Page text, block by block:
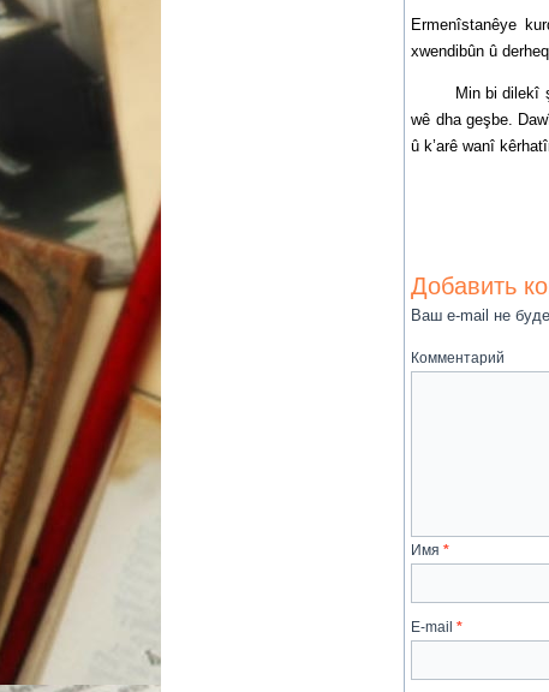
Ermenîstanêye
xwendibûn û
Min bi dilekî şa
wê dha geşbe.
û k’arê wanî
Добавить
Ваш e-mail не
Комментарий
Имя*
E-mail*